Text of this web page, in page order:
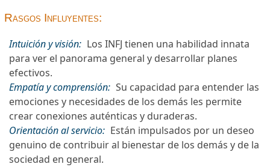
Rasgos Influyentes:
Intuición y visión: Los INFJ tienen una habilidad innata
para ver el panorama general y desarrollar planes
efectivos.
Empatía y comprensión: Su capacidad para entender las
emociones y necesidades de los demás les permite
crear conexiones auténticas y duraderas.
Orientación al servicio: Están impulsados por un deseo
genuino de contribuir al bienestar de los demás y de la
sociedad en general.